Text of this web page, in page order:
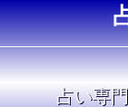
占い専